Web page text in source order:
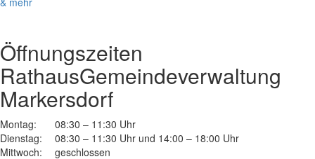
Öffnungszeiten
RathausGemeindeverwaltung
Markersdorf
Montag:
08:30 – 11:30 Uhr
Dienstag:
08:30 – 11:30 Uhr und 14:00 – 18:00 Uhr
Mittwoch:
geschlossen